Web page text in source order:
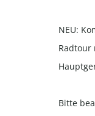
NEU:
Radtour
Bitte